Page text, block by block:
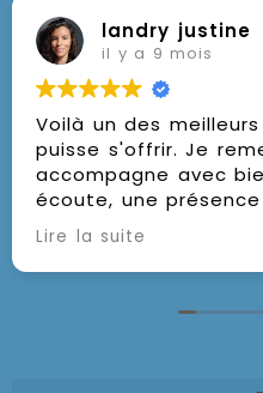
landry justine
il y a 9 mois
Voilà un des
puisse s'offrir. Je
accompagne avec
écoute, une
pour nous mettre sur
méditation ou nous
nouvelle façon de
Lire la suite